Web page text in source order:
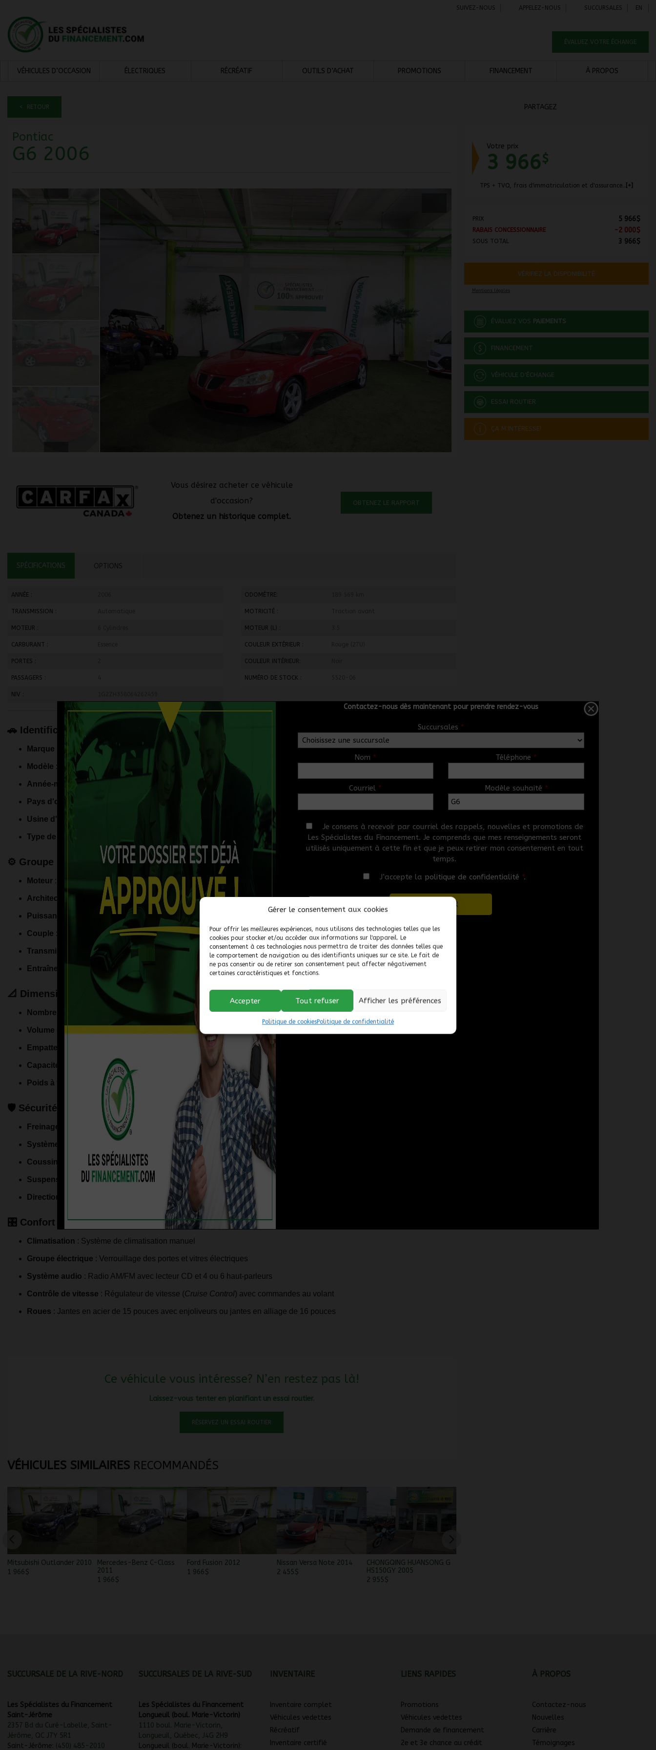
Gérer le consentement aux cookies
Pour offrir les meilleures expériences, nous utilisons des technologies telles que les
cookies pour stocker et/ou accéder aux informations sur l'appareil. Le
consentement à ces technologies nous permettra de traiter des données telles que
le comportement de navigation ou des identifiants uniques sur ce site. Le fait de
ne pas consentir ou de retirer son consentement peut affecter négativement
certaines caractéristiques et fonctions.
Accepter Tout refuser Afficher les préférences
Politique de cookiesPolitique de confidentialité
SUIVEZ-NOUS APPELEZ-NOUS SUCCURSALES EN
ÉVALUEZ VOTRE ÉCHANGE
VÉHICULES D’OCCASION ÉLECTRIQUES RÉCRÉATIF OUTILS D’ACHAT PROMOTIONS FINANCEMENT À PROPOS
< RETOUR PARTAGEZ
Pontiac
G6 2006
Vous désirez acheter ce véhicule
d'occasion?
Obtenez un historique complet.
OBTENEZ LE RAPPORT
SPÉCIFICATIONS OPTIONS
ANNÉE : ODOMÈTRE:
TRANSMISSION : MOTRICITÉ :
MOTEUR : MOTEUR (L) :
CARBURANT : COULEUR EXTÉRIEUR :
PORTES : COULEUR INTÉRIEUR:
PASSAGERS : NUMÉRO DE STOCK :
NIV :
🚗 Identification et fabrication
Marque : Pontiac
Modèle : Grand Am (version SE ou GT selon les options de carrosserie)
Année-modèle : 2006
Pays d'origine
Usine d'assemblage
Type de carrosserie
⚙️ Groupe motopropulseur et performance
Moteur : V6 de 3,5 litres (Série LX9 3500)
Architecture : Soupapes en tête (OHV), 12 soupapes
Puissance 200 chevauxà 5 200 tr/min
Couple : 220 lb-pi à 4 400 tr/min
Transmission : Automatique à (Hydra-Matic 4T45-E)
Entraînement
📐 Dimensions et capacités
Nombre de places 5 passagers
Volume du coffre
Empattement
Capacité du réservoir de carburant (14,1 gallons)
Poids à vide : Environ 1 410 kg (3 108 lbs)
🛡️ Sécurité et châssis
Freinage : Freins à disque à l'avant, freins à tambour ou à disque à l'arrière selon le groupe d'options
Système antiblocage : Freins ABS disponibles (de série sur GT, optionnels sur certaines versions SE)
Coussins gonflables: Coussins frontaux pour le conducteur et le passager avant
Suspension : Suspension indépendante aux 4 roues (MacPherson à l'avant, multibras à l'arrière)
Direction : Direction assistée à pignon et crémaillère
🎛️ Confort et commodités de série
Climatisation : Système de climatisation manuel
Groupe électrique : Verrouillage des portes et vitres électriques
Système audio : Radio AM/FM avec lecteur CD et 4 ou 6 haut-parleurs
Contrôle de vitesse : Régulateur de vitesse (Cruise Control) avec commandes au volant
Roues : Jantes en acier de 15 pouces avec enjoliveurs ou jantes en alliage de 16 pouces
Ce véhicule vous intéresse? N’en restez pas là!
Laissez-vous tenter en planifiant un essai routier.
RÉSERVEZ UN ESSAI ROUTIER
VÉHICULES SIMILAIRES RECOMMANDÉS
Mitsubishi Outlander 2010
1 966$
Mercedes-Benz C-Class
2011
1 966$
Ford Fusion 2012
1 966$
Nissan Versa Note 2014
2 455$
CHONGQING HUANSONG G
HS150GY 2005
2 955$
Votre prix
3 966$
TPS + TVQ, frais d'immatriculation et d'assurances non inclus.
PRIX 5 966$
RABAIS CONCESSIONNAIRE -2 000$
SOUS TOTAL 3 966$
VÉRIFIEZ LA DISPONIBILITÉ
Mentions légales
ÉVALUEZ VOS PAIEMENTS
FINANCEMENT
VÉHICULE D'ÉCHANGE
ESSAI ROUTIER
ÇA M'INTÉRESSE!
SUCCURSALE DE LA RIVE-NORD
Les Spécialistes du Financement
Saint-Jérôme
2357 Bd du Curé-Labelle, Saint-
Jérôme, QC J7Y 5R1
Saint-Jérôme: (450) 485-2010
SUCCURSALES DE LA RIVE-SUD
Les Spécialistes du Financement
Longueuil (boul. Marie-Victorin)
1110 boul. Marie-Victorin,
Longueuil, Québec, J4G 2H9
Longueuil (boul. Marie-Victorin):
INVENTAIRE
Inventaire complet
Véhicules vedettes
Récréatif
Inventaire certifié
LIENS RAPIDES
Promotions
Véhicules vedettes
Demande de financement
2e et 3e chance au crédit
À PROPOS
Contactez-nous
Nouvelles
Carrière
Témoignages
Contactez-nous dès maintenant pour prendre rendez-vous
Succursales *
Nom * Téléphone *
Courriel * Modèle souhaité *
Je consens à recevoir par courriel des rappels, nouvelles et promotions de
Les Spécialistes du Financement. Je comprends que mes renseignements seront
utilisés uniquement à cette fin et que je peux retirer mon consentement en tout
temps.
J’accepte la politique de confidentialité *.